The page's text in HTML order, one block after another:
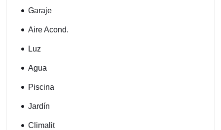
Garaje
Aire Acond.
Luz
Agua
Piscina
Jardín
Climalit